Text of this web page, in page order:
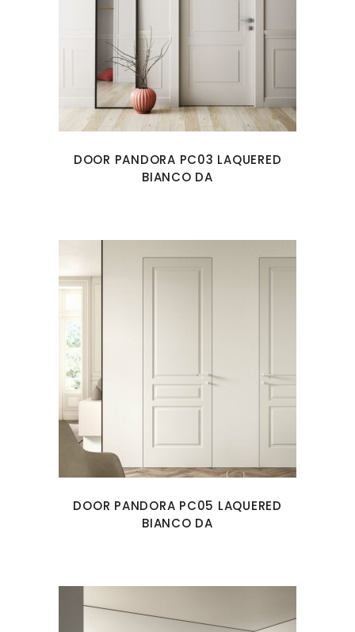
DOOR PANDORA PC03 LAQUERED
BIANCO DA
DOOR PANDORA PC05 LAQUERED
BIANCO DA